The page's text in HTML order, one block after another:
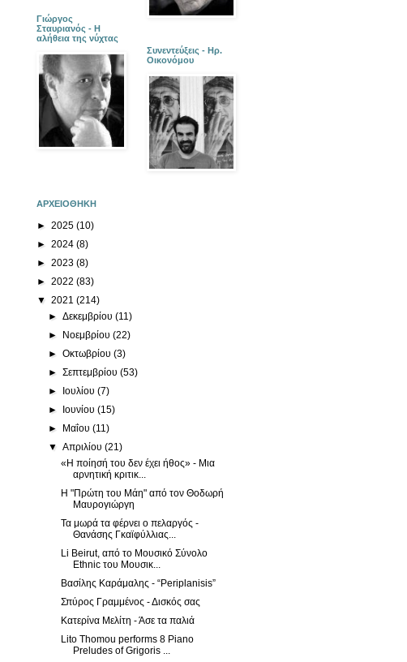
Γιώργος
Σταυριανός - Η
αλήθεια της νύχτας
Συνεντεύξεις - Ηρ.
Οικονόμου
ΑΡΧΕΙΟΘΗΚΗ
► 2025 (10)
► 2024 (8)
► 2023 (8)
► 2022 (83)
▼ 2021 (214)
►Δεκεμβρίου(11)
► Νοεμβρίου(22)
►Οκτωβρίου(3)
►Σεπτεμβρίου(53)
► Ιουλίου(7)
► Ιουνίου(15)
► Μαΐου(11)
▼Απριλίου(21)
«Η ποίησή του δεν έχει ήθος» - Μια
αρνητική κριτικ...
Η "Πρώτη του Μάη" από τον Θοδωρή
Μαυρογιώργη
Τα μωρά τα φέρνει ο πελαργός -
Θανάσης Γκαϊφύλλιας...
Li Beirut, από το Μουσικό Σύνολο
Ethnic του Μουσικ...
Βασίλης Καράμαλης - “Periplanisis”
Σπύρος Γραμμένος - Δισκός σας
Κατερίνα Μελίτη - Άσε τα παλιά
Lito Thomou performs 8 Piano
Preludes of Grigoris ...